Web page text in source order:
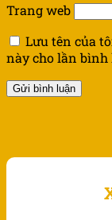
Trang web
Lưu tên của
này cho lần bình